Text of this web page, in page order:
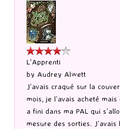
L'Apprenti
by Audrey Alwett
J’avais craqué sur la
mois, je l’avais acheté
a fini dans ma PAL qui
mesure des sorties. J’avais